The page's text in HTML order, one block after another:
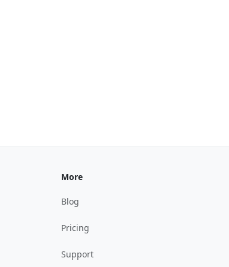
More
Blog
Pricing
Support